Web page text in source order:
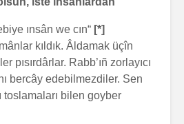
[*]
ınsân we cın
kıldık. Âldamak üçîn
pısırdârlar. Rabb’ıñ zorlayıcı
bercây edebilmezdiler. Sen
toslamaları bilen goyber.” (